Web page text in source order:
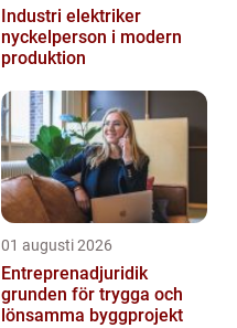
Industri elektriker
nyckelperson i modern
produktion
01 augusti 2026
Entreprenadjuridik
grunden för trygga och
lönsamma byggprojekt